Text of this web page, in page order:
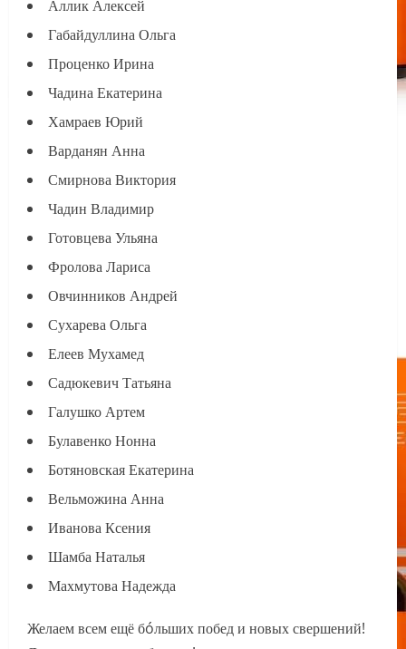
Аллик Алексей
Габайдуллина Ольга
Проценко Ирина
Чадина Екатерина
Хамраев Юрий
Варданян Анна
Смирнова Виктория
Чадин Владимир
Готовцева Ульяна
Фролова Лариса
Овчинников Андрей
Сухарева Ольга
Елеев Мухамед
Садюкевич Татьяна
Галушко Артем
Булавенко Нонна
Ботяновская Екатерина
Вельможина Анна
Иванова Ксения
Шамба Наталья
Махмутова Надежда
Желаем всем ещё бóльших побед и новых свершений!